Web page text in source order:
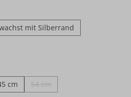
mit Silberrand
cm 54 cm
(Diese Option ist zurzeit nicht